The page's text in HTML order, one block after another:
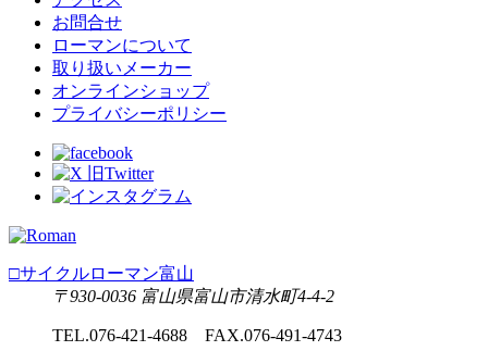
お問合せ
ローマンについて
取り扱いメーカー
オンラインショップ
プライバシーポリシー
□サイクルローマン富山
〒930-0036 富山県富山市清水町4-4-2
TEL.076-421-4688 FAX.076-491-4743